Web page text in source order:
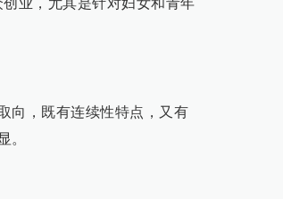
业，尤其是针对妇女和青年
向，既有连续性特点，又有
。